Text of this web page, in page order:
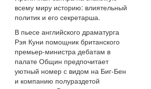
всему миру историю: влиятельный
политик и его секретарша.
В пьесе английского драматурга
Рэя Куни помощник британского
премьер-министра дебатам в
палате Общин предпочитает
уютный номер с видом на Биг-Бен
и компанию полураздетой